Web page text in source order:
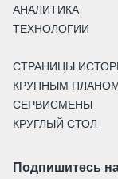
АНАЛИТИКА
ТЕХНОЛОГИИ
СТРАНИЦЫ
КРУПНЫМ
СЕРВИСМЕНЫ
КРУГЛЫЙ СТОЛ
Подпишитесь